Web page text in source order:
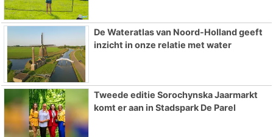
De Wateratlas van Noord-Holland geeft
inzicht in onze relatie met water
Tweede editie Sorochynska Jaarmarkt
komt er aan in Stadspark De Parel